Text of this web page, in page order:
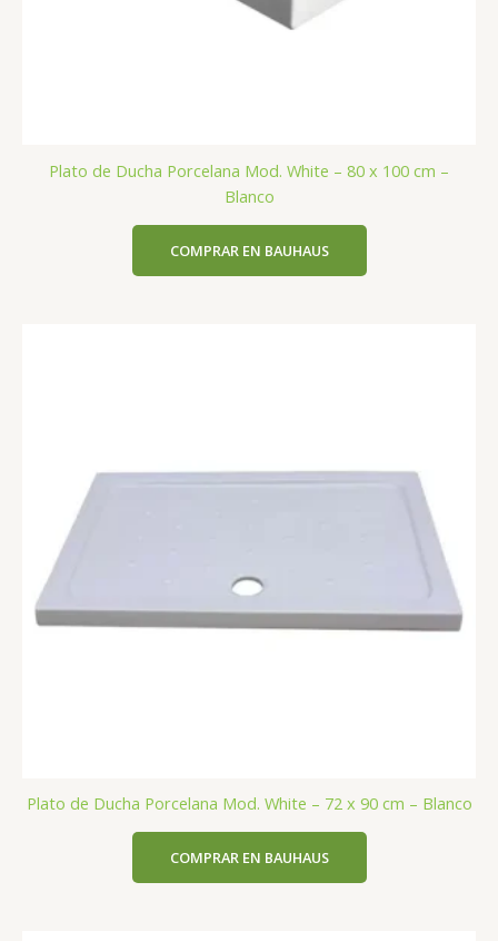
Plato de Ducha Porcelana Mod. White – 80 x 100 cm –
Blanco
COMPRAR EN BAUHAUS
Plato de Ducha Porcelana Mod. White – 72 x 90 cm – Blanco
COMPRAR EN BAUHAUS